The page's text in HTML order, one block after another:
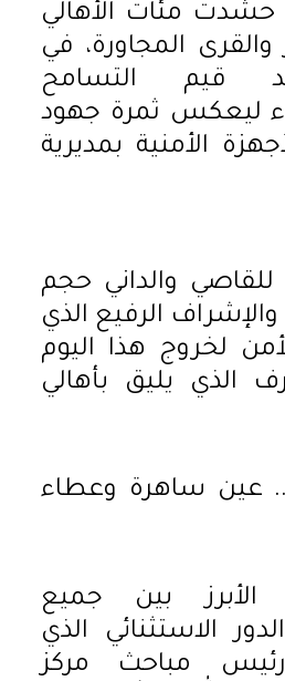
حشدت مئات الأهالي
والقرى المجاورة، في
قيم التسامح
ليعكس ثمرة جهود
الأمنية بمديرية
والداني حجم
الرفيع الذي
لخروج هذا اليوم
الذي يليق بأهالي
عين ساهرة وعطاء
الأبرز بين جميع
الاستثنائي الذي
مباحث مركز